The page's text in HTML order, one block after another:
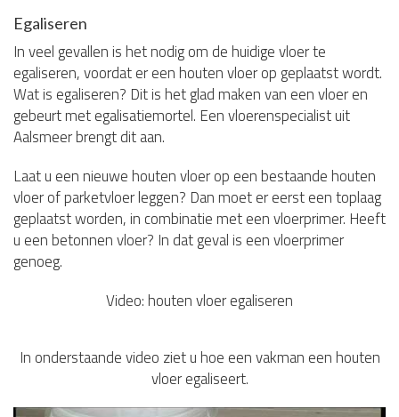
Egaliseren
In veel gevallen is het nodig om de huidige vloer te
egaliseren, voordat er een houten vloer op geplaatst wordt.
Wat is egaliseren? Dit is het glad maken van een vloer en
gebeurt met egalisatiemortel. Een vloerenspecialist uit
Aalsmeer brengt dit aan.
Laat u een nieuwe houten vloer op een bestaande houten
vloer of parketvloer leggen? Dan moet er eerst een toplaag
geplaatst worden, in combinatie met een vloerprimer. Heeft
u een betonnen vloer? In dat geval is een vloerprimer
genoeg.
Video: houten vloer egaliseren
In onderstaande video ziet u hoe een vakman een houten
vloer egaliseert.